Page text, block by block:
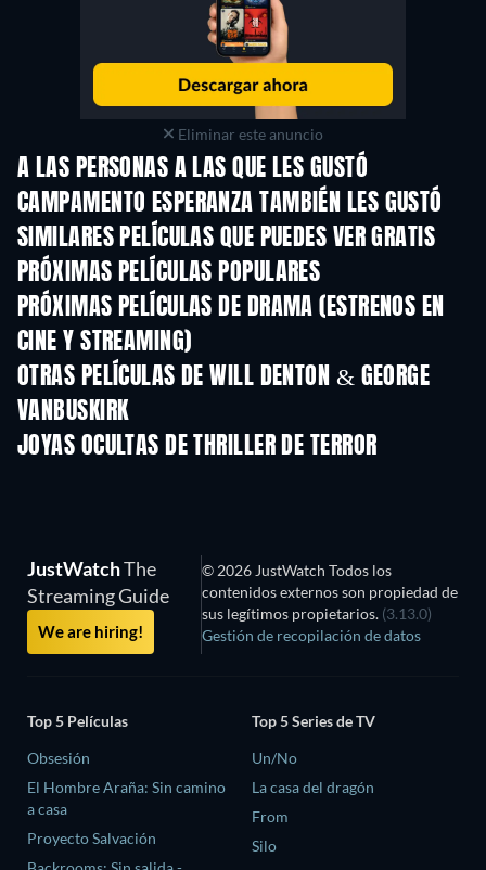
Eliminar este anuncio
A LAS PERSONAS A LAS QUE LES GUSTÓ
CAMPAMENTO ESPERANZA TAMBIÉN LES GUSTÓ
SIMILARES PELÍCULAS QUE PUEDES VER GRATIS
PRÓXIMAS PELÍCULAS POPULARES
PRÓXIMAS PELÍCULAS DE DRAMA (ESTRENOS EN
CINE Y STREAMING)
OTRAS PELÍCULAS DE WILL DENTON & GEORGE
VANBUSKIRK
JOYAS OCULTAS DE THRILLER DE TERROR
JustWatchThe
Streaming Guide
We are hiring!
© 2026 JustWatch Todos los
contenidos externos son propiedad de
sus legítimos propietarios. (3.13.0)
Gestión de recopilación de datos
Top 5 Películas
Obsesión
El Hombre Araña: Sin camino
a casa
Proyecto Salvación
Top 5 Series de TV
Un/No
La casa del dragón
From
Silo